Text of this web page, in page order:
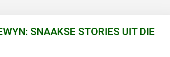
SNAAKSE STORIES UIT DIE